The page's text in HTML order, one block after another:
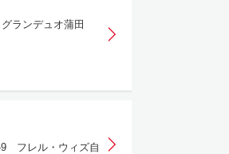
ランデュオ蒲田
フレル・ウィズ自